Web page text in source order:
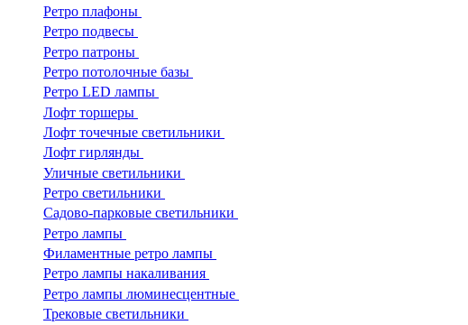
Ретро плафоны
Ретро подвесы
Ретро патроны
Ретро потолочные базы
Ретро LED лампы
Лофт торшеры
Лофт точечные светильники
Лофт гирлянды
Уличные светильники
Ретро светильники
Садово-парковые светильники
Ретро лампы
Филаментные ретро лампы
Ретро лампы накаливания
Ретро лампы люминесцентные
Трековые светильники